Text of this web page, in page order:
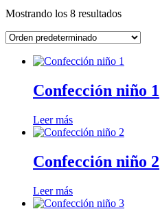
Mostrando los 8 resultados
Confección niño 1
Leer más
Confección niño 2
Leer más